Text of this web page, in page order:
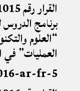
برنامج
“العلوم
العمليات” في
5-Arrete-1016-ar-fr